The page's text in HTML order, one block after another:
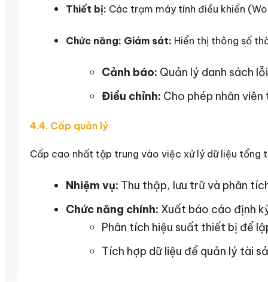
Thiết bị: Các trạm máy tính điều khiển
Chức năng: Giám sát: Hiển thị thông số
Cảnh báo: Quản lý danh sách
Điều chỉnh: Cho phép nhân
4.4. Cấp quản lý
Cấp cao nhất tập trung vào việc xử lý dữ liệu tổng
Nhiệm vụ: Thu thập, lưu trữ và phân
Chức năng chính: Xuất báo cáo định
Phân tích hiệu suất thiết bị để
Tích hợp dữ liệu để quản lý tài